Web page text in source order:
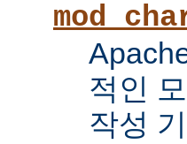
적인
작성